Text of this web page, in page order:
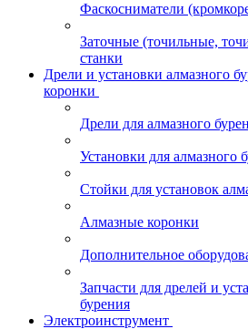
Фаскосниматели
Заточные (точильные,
станки
Дрели и установки алмазного
коронки
Дрели для алмазного
Установки для алмазного
Стойки для установок
Алмазные коронки
Дополнительное
Запчасти для дрелей и
бурения
Электроинструмент